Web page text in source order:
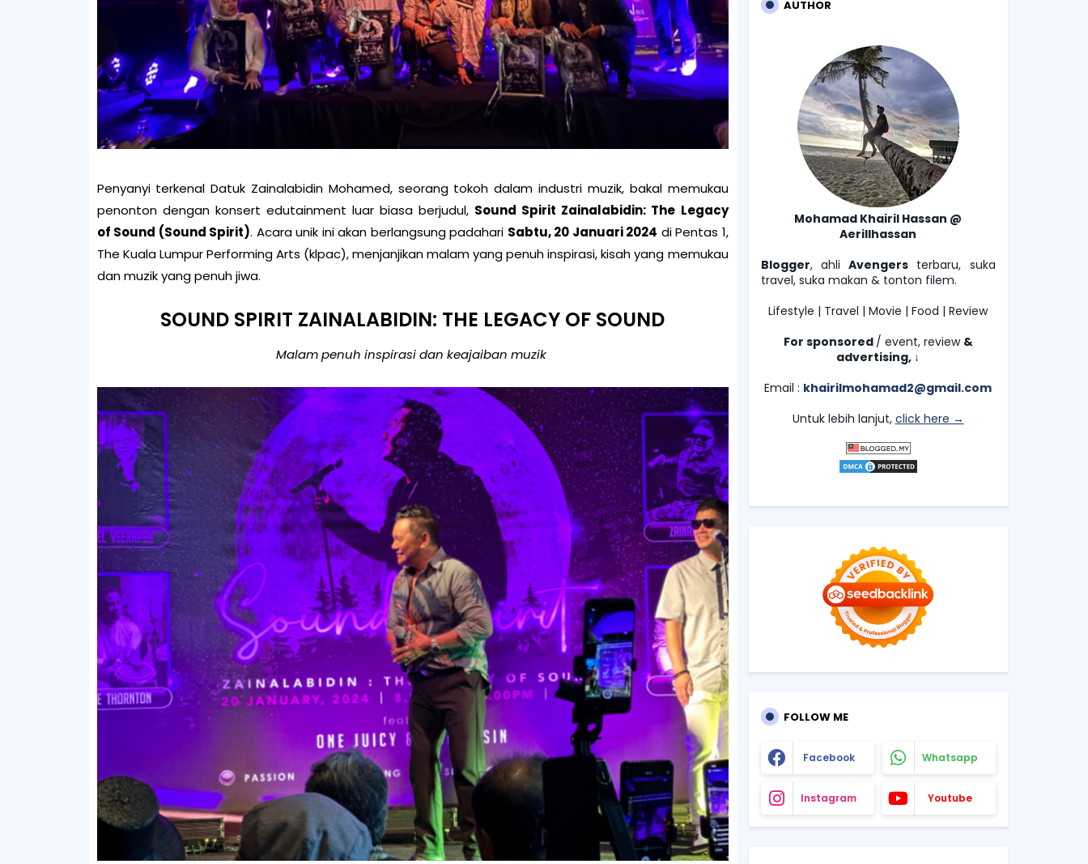
Penyanyi terkenal Datuk Zainalabidin Mohamed, seorang tokoh dalam industri muzik, bakal memukau
penonton dengan konsert edutainment luar biasa berjudul, Sound Spirit Zainalabidin: The Legacy
of Sound (Sound Spirit). Acara unik ini akan berlangsung padahari Sabtu, 20 Januari 2024 di Pentas 1,
The Kuala Lumpur Performing Arts (klpac), menjanjikan malam yang penuhinspirasi, kisah yang memukau
dan muzik yang penuh jiwa.
SOUND SPIRIT ZAINALABIDIN: THE LEGACY OF SOUND
Malam penuh inspirasi dan keajaiban muzik
AUTHOR
Mohamad Khairil Hassan @
Aerillhassan
Blogger, ahli Avengers terbaru, suka
travel, suka makan & tonton filem.
Lifestyle | Travel | Movie | Food | Review
For sponsored / event, review &
advertising, ↓
Email : khairilmohamad2@gmail.com
Untuk lebih lanjut, click here →
FOLLOW ME
Facebook Whatsapp
Instagram Youtube